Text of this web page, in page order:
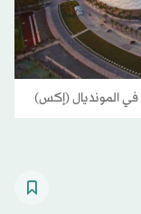
في المونديال (إكس)